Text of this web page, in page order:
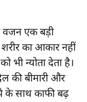
वजन एक बड़ी
शरीर का आकार नहीं
भी न्योता देता है।
की बीमारी और
के साथ काफी बढ़